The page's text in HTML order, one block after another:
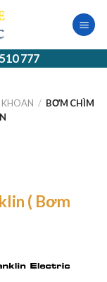
777
/ BƠM CHÌM
( Bơm